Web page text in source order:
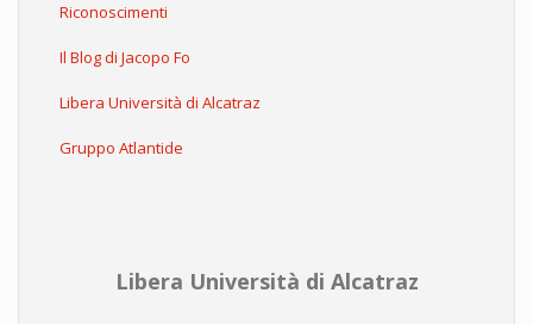
Riconoscimenti
Il Blog di Jacopo Fo
Libera Università di Alcatraz
Gruppo Atlantide
Libera Università di Alcatraz